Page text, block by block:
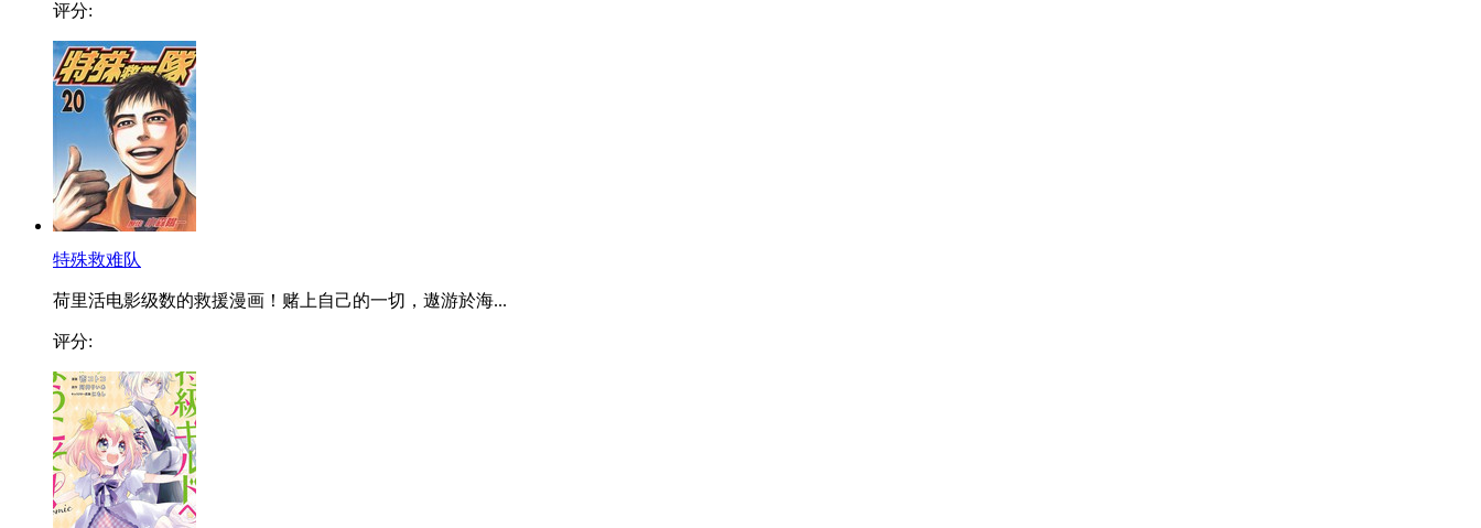
评分:
特殊救难队
荷里活电影级数的救援漫画！赌上自己的一切，遨游於海...
评分: